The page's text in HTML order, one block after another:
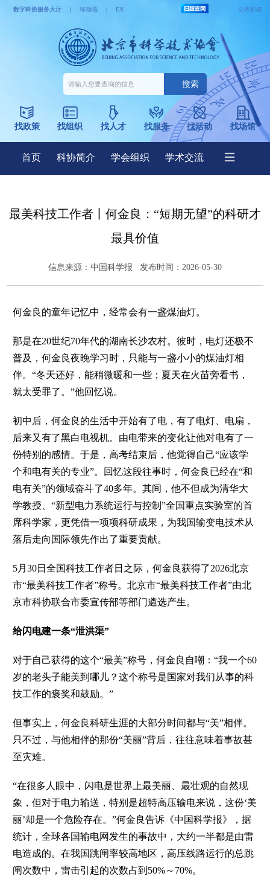
最美科技工作者丨何金良：“短期无望”的科研才
最具价值
信息来源： 中国科学报 发布时间：2026-05-30
何金良的童年记忆中，经常会有一盏煤油灯。
那是在20世纪70年代的湖南长沙农村。彼时，电灯还极不
普及，何金良夜晚学习时，只能与一盏小小的煤油灯相
伴。“冬天还好，能稍微暖和一些；夏天在火苗旁看书，
就太受罪了。”他回忆说。
初中后，何金良的生活中开始有了电，有了电灯、电扇，
后来又有了黑白电视机。由电带来的变化让他对电有了一
份特别的感情。于是，高考结束后，他觉得自己“应该学
个和电有关的专业”。回忆这段往事时，何金良已经在“和
电有关”的领域奋斗了40多年。其间，他不但成为清华大
学教授、“新型电力系统运行与控制”全国重点实验室的首
席科学家，更凭借一项项科研成果，为我国输变电技术从
落后走向国际领先作出了重要贡献。
5月30日全国科技工作者日之际，何金良获得了2026北京
市“最美科技工作者”称号。北京市“最美科技工作者”由北
京市科协联合市委宣传部等部门遴选产生。
给闪电建一条“泄洪渠”
对于自己获得的这个“最美”称号，何金良自嘲：“我一个60
岁的老头子能美到哪儿？这个称号是国家对我们从事的科
技工作的褒奖和鼓励。”
但事实上，何金良科研生涯的大部分时间都与“美”相伴。
只不过，与他相伴的那份“美丽”背后，往往意味着事故甚
至灾难。
“在很多人眼中，闪电是世界上最美丽、最壮观的自然现
象，但对于电力输送，特别是超特高压输电来说，这份‘美
丽’却是一个危险存在。”何金良告诉《中国科学报》，据
统计，全球各国输电网发生的事故中，大约一半都是由雷
电造成的。在我国跳闸率较高地区，高压线路运行的总跳
闸次数中，雷击引起的次数占到50%～70%。